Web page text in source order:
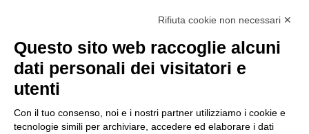
75 anni di INFN. La comunità, la storia, il
futuro della ricerca in fisica
fondamentale in Italia
23 ore fa
Milano Aiuta Estate, 1600 prestazioni di
assistenza attivate
1 giorno fa
Rifiuta cookie non necessari ✕
Questo sito web raccoglie alcuni
dati personali dei visitatori e
utenti
Con il tuo consenso, noi e i nostri partner utilizziamo i cookie e
tecnologie simili per archiviare, accedere ed elaborare i dati